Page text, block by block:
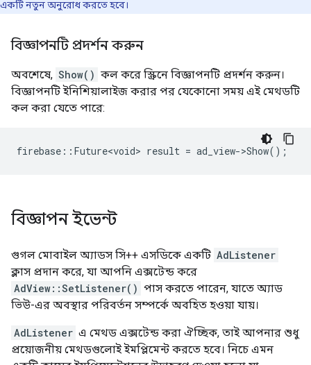
একটি নতুন অনুরোধ করতে হবে।
বিজ্ঞাপনটি প্রদর্শন করুন
অবশেষে, Show() কল করে স্ক্রিনে বিজ্ঞাপনটি প্রদর্শন করুন।
বিজ্ঞাপনটি ইনিশিয়ালাইজ করার পর যেকোনো সময় এই মেথডটি
কল করা যেতে পারে:
firebase :: Future<void> result = ad_view->Show();
বিজ্ঞাপন ইভেন্ট
গুগল মোবাইল অ্যাডস সি++ এসডিকে একটি AdListener
ক্লাস প্রদান করে, যা আপনি এক্সটেন্ড করে
AdView::SetListener() পাস করতে পারেন, যাতে অ্যাড
ভিউ-এর অবস্থার পরিবর্তন সম্পর্কে অবহিত হওয়া যায়।
AdListener এ মেথড এক্সটেন্ড করা ঐচ্ছিক, তাই আপনার শুধু
প্রয়োজনীয় মেথডগুলোই ইমপ্লিমেন্ট করতে হবে। নিচে এমন